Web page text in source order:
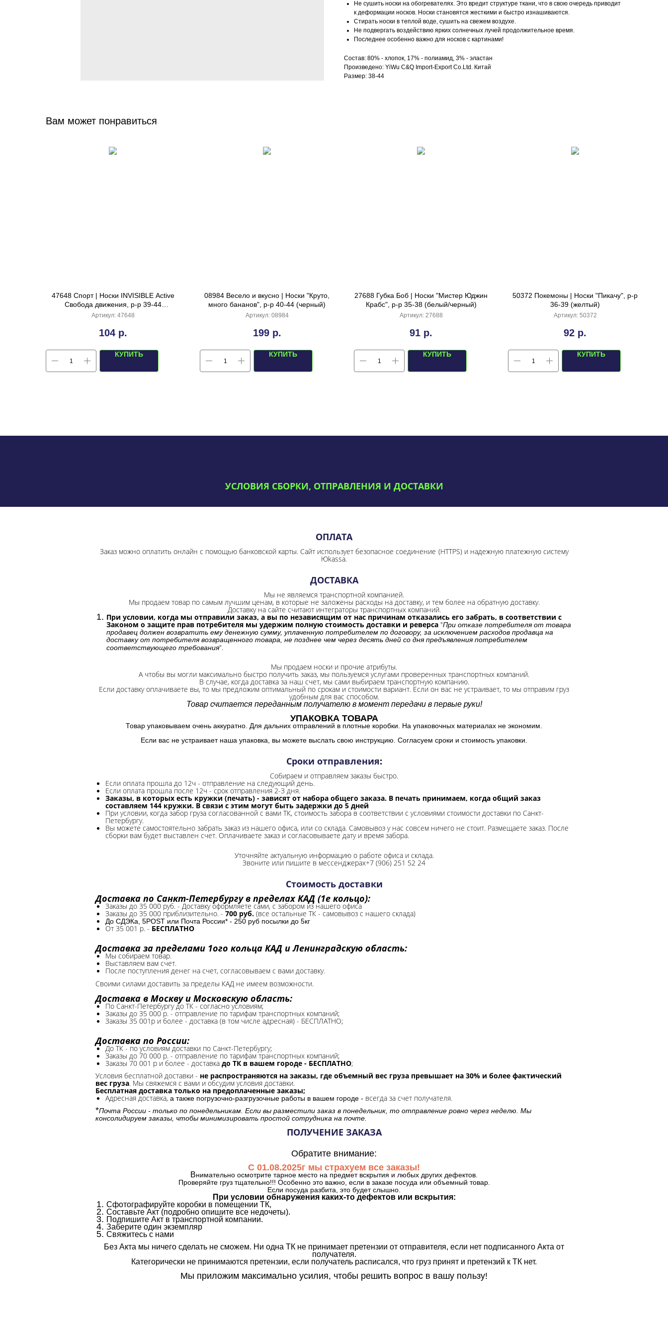
Не сушить носки на обогревателях. Это вредит структуре ткани, что в свою очередь приводит
к деформации носков. Носки становятся жесткими и быстро изнашиваются.
Стирать носки в теплой воде, сушить на свежем воздухе.
Не подвергать воздействию ярких солнечных лучей продолжительное время.
Последнее особенно важно для носков с картинами!
Состав: 80% - хлопок, 17% - полиамид, 3% - эластан
Произведено: YiWu C&Q Import-Export Co.Ltd. Китай
Размер: 38-44
Вам может понравиться
47648 Спорт | Носки INVISIBLE Active
Свобода движения, р-р 39-44
(горчичный)
Артикул: 47648
104 р.
КУПИТЬ
08984 Весело и вкусно | Носки "Круто,
много бананов", р-р 40-44 (черный)
Артикул: 08984
199 р.
КУПИТЬ
27688 Губка Боб | Носки "Мистер Юджин
Крабс", р-р 35-38 (белый/черный)
Артикул: 27688
91 р.
КУПИТЬ
50372 Покемоны | Носки "Пикачу", р-р
36-39 (желтый)
Артикул: 50372
92 р.
КУПИТЬ
УСЛОВИЯ СБОРКИ, ОТПРАВЛЕНИЯ И ДОСТАВКИ
ОПЛАТА
Заказ можно оплатить онлайн с помощью банковской карты. Сайт использует безопасное соединение (HTTPS) и надежную платежную систему
Юkassa.
ДОСТАВКА
Мы не являемся транспортной компанией.
Мы продаем товар по самым лучшим ценам, в которые не заложены расходы на доставку, и тем более на обратную доставку.
Доставку на сайте считают интеграторы транспортных компаний.
При условии, когда мы отправили заказ, а вы по независящим от нас причинам отказались его забрать, в соответствии с
Законом о защите прав потребителя мы удержим полную стоимость доставки и реверса "При отказе потребителя от товара
продавец должен возвратить ему денежную сумму, уплаченную потребителем по договору, за исключением расходов продавца на
доставку от потребителя возвращенного товара, не позднее чем через десять дней со дня предъявления потребителем
соответствующего требования".
Мы продаем носки и прочие атрибуты.
А чтобы вы могли максимально быстро получить заказ, мы пользуемся услугами проверенных транспортных компаний.
В случае, когда доставка за наш счет, мы сами выбираем транспортную компанию.
Если доставку оплачиваете вы, то мы предложим оптимальный по срокам и стоимости вариант. Если он вас не устраивает, то мы отправим груз
удобным для вас способом.
Товар считается переданным получателю в момент передачи в первые руки!
УПАКОВКА ТОВАРА
Товар упаковываем очень аккуратно. Для дальних отправлений в плотные коробки. На упаковочных материалах не экономим.
Если вас не устраивает наша упаковка, вы можете выслать свою инструкцию. Согласуем сроки и стоимость упаковки.
Сроки отправления:
Собираем и отправляем заказы быстро.
Если оплата прошла до 12ч - отправление на следующий день.
Если оплата прошла после 12ч - срок отправления 2-3 дня.
Заказы, в которых есть кружки (печать) - зависят от набора общего заказа. В печать принимаем, когда общий заказ
составляем 144 кружки. В связи с этим могут быть задержки до 5 дней
При условии, когда забор груза согласованной с вами ТК, стоимость забора в соответствии с условиями стоимости доставки по Санкт-
Петербургу.
Вы можете самостоятельно забрать заказ из нашего офиса, или со склада. Самовывоз у нас совсем ничего не стоит. Размещаете заказ. После
сборки вам будет выставлен счет. Оплачиваете заказ и согласовываете дату и время забора.
Уточняйте актуальную информацию о работе офиса и склада.
Звоните или пишите в мессенджерах+7 (906) 251 52 24
Стоимость доставки
Доставка по Санкт-Петербургу в пределах КАД (1е кольцо):
Заказы до 35 000 руб. - Доставку оформляете сами, с забором из нашего офиса
Заказы до 35 000 приблизительно. - 700 руб. (все остальные ТК - самовывоз с нашего склада)
До СДЭКа, 5POST или Почта России* - 250 руб посылки до 5кг
От 35 001 р. - БЕСПЛАТНО
Доставка за пределами 1ого кольца КАД и Ленинградскую область:
Мы собираем товар.
Выставляем вам счет.
После поступления денег на счет, согласовываем с вами доставку.
Своими силами доставить за пределы КАД не имеем возможности.​
Доставка в Москву и Московскую область:
По Санкт-Петербургу до ТК - согласно условиям;
Заказы до 35 000 р. - отправление по тарифам транспортных компаний;
Заказы 35 001р и более - доставка (в том числе адресная) - БЕСПЛАТНО;
Доставка по России:
До ТК - по условиям доставки по Санкт-Петербургу;
Заказы до 70 000 р. - отправление по тарифам транспортных компаний;
Заказы 70 001 р и более - доставка до ТК в вашем городе - БЕСПЛАТНО;
Условия бесплатной доставки - не распространяются на заказы, где объемный вес груза превышает на 30% и более фактический
вес груза. Мы свяжемся с вами и обсудим условия доставки.
Бесплатная доставка только на предоплаченные заказы;
Адресная доставка, а также погрузочно-разгрузочные работы в вашем городе - всегда за счет получателя.
*Почта России - только по понедельникам. Если вы разместили заказ в понедельник, то отправление ровно через неделю. Мы
консолидируем заказы, чтобы минимизировать простой сотрудника на почте.
ПОЛУЧЕНИЕ ЗАКАЗА
Обратите внимание:
С 01.08.2025г мы страхуем все заказы!
Внимательно осмотрите тарное место на предмет вскрытия и любых других дефектов.
Проверяйте груз тщательно!!! Особенно это важно, если в заказе посуда или объемный товар.
Если посуда разбита, это будет слышно.
При условии обнаружения каких-то дефектов или вскрытия:
Сфотографируйте коробки в помещении ТК,
Составьте Акт (подробно опишите все недочеты).
Подпишите Акт в транспортной компании.
Заберите один экземпляр
Свяжитесь с нами
Без Акта мы ничего сделать не сможем. Ни одна ТК не принимает претензии от отправителя, если нет подписанного Акта от
получателя.
Категорически не принимаются претензии, если получатель расписался, что груз принят и претензий к ТК нет.
Мы приложим максимально усилия, чтобы решить вопрос в вашу пользу!